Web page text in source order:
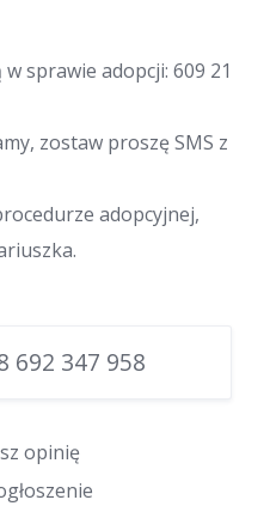
sprawie adopcji: 609 21
zostaw proszę SMS z
adopcyjnej,
692 347 958
opinię